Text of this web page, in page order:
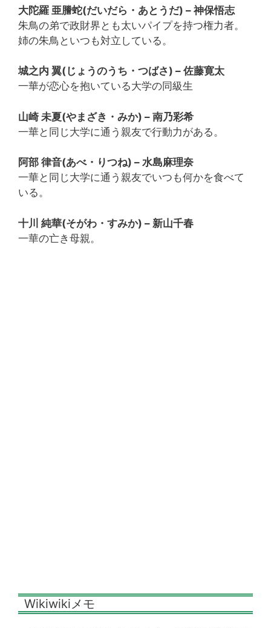
大陀羅 亜謄蛇(だいだら・あとうだ) – 神保悟志
朱鳥の弟で政財界とも太いパイプを持つ権力者。
姉の朱鳥といつも対立している。
城之内 翼(じょうのうち・つばさ) – 佐藤寛太
一華が恋心を抱いている大学の同級生
山崎 未夏(やまざき・みか) – 南乃彩希
一華と同じ大学に通う親友で行動力がある。
阿部 律音(あべ・りつね) – 水島麻理奈
一華と同じ大学に通う親友でいつも何かを食べて
いる。
十川 純華(そがわ・すみか) – 新山千春
一華の亡き母親。
Wikiwikiメモ